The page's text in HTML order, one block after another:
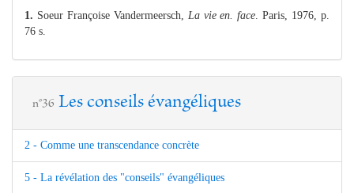
1. Soeur Françoise Vandermeersch, La vie en. face . Paris, 1976, p.
76 s.
n°36 Les conseils évangéliques
2 - Comme une transcendance concrète
5 - La révélation des "conseils" évangéliques